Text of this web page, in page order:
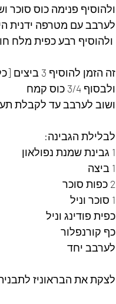
ולהוסיף פנימה כוס סוכר
לערבב עם מטרפה ידנית
זה הזמן להוסיף 3 ביצים [כל פעם אחת ] ולערבב היטב לפני הוספת ביצה נוספת
ולבסוף 3/4 כוס קמח
ושוב לערבב עד לקבלת
לבלילת הגבינה:
1 גבינת שמנת נפולאון
1 ביצה
2 כפות סוכר
1 סוכר וניל
כפית פודינג וניל
כף קורנפלור
לערבב יחד
לצקת את הבראוניז לתבנית